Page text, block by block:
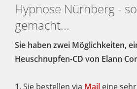
Hypnose Nürnberg -
gemacht...
Sie haben zwei Möglichkeiten,
Heuschnupfen-CD von Elann
1.Sie bestellen via Mail eine